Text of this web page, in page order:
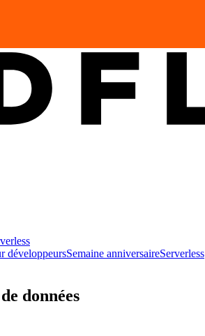
développeursSemaine anniversaireServerless
données